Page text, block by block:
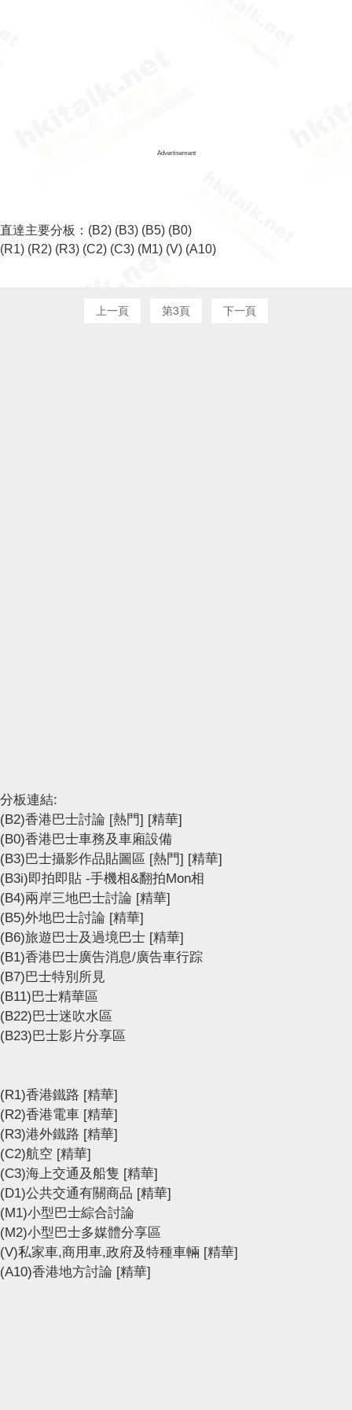
Advertisement
直達主要分板： (B2) (B3) (B5) (B0)
(R1) (R2) (R3) (C2) (C3) (M1) (V) (A10)
上一頁 第3頁 下一頁
分板連結:
(B2)香港巴士討論 [熱門] [精華]
(B0)香港巴士車務及車廂設備
(B3)巴士攝影作品貼圖區 [熱門] [精華]
(B3i)即拍即貼 -手機相&翻拍Mon相
(B4)兩岸三地巴士討論 [精華]
(B5)外地巴士討論 [精華]
(B6)旅遊巴士及過境巴士 [精華]
(B1)香港巴士廣告消息/廣告車行踪
(B7)巴士特別所見
(B11)巴士精華區
(B22)巴士迷吹水區
(B23)巴士影片分享區
(R1)香港鐵路 [精華]
(R2)香港電車 [精華]
(R3)港外鐵路 [精華]
(C2)航空 [精華]
(C3)海上交通及船隻 [精華]
(D1)公共交通有關商品 [精華]
(M1)小型巴士綜合討論
(M2)小型巴士多媒體分享區
(V)私家車,商用車,政府及特種車輛 [精華]
(A10)香港地方討論 [精華]